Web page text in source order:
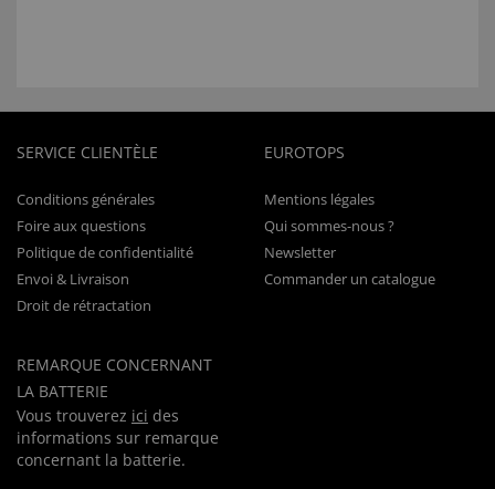
SERVICE CLIENTÈLE
Conditions générales
Foire aux questions
Politique de confidentialité
Envoi & Livraison
Droit de rétractation
REMARQUE CONCERNANT
LA BATTERIE
Vous trouverez ici des
informations sur remarque
concernant la batterie.
EUROTOPS
Mentions légales
Qui sommes-nous ?
Newsletter
Commander un catalogue